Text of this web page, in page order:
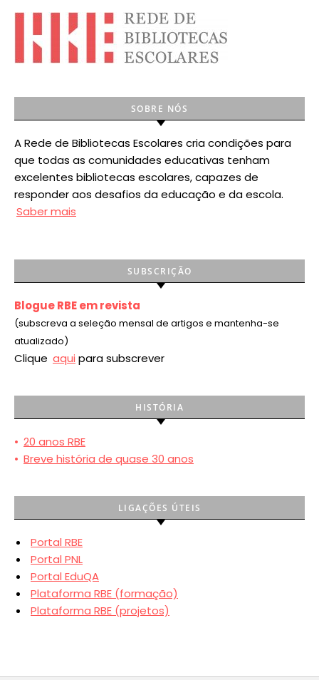
SOBRE NÓS
A Rede de Bibliotecas Escolares cria condições para
que todas as comunidades educativas tenham
excelentes bibliotecas escolares, capazes de
responder aos desafios da educação e da escola.
Saber mais
SUBSCRIÇÃO
Blogue RBE em revista
(subscreva a seleção mensal de artigos e mantenha-se
atualizado)
Clique aqui para subscrever
HISTÓRIA
• 20 anos RBE
• Breve história de quase 30 anos
LIGAÇÕES ÚTEIS
Portal RBE
Portal PNL
Portal EduQA
Plataforma RBE (formação)
Plataforma RBE (projetos)